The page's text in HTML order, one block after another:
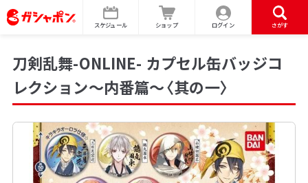
スケジュール ショップ ログイン さがす
刀剣乱舞-ONLINE- カプセル缶バッジコ
レクション～内番篇～〈其の一〉